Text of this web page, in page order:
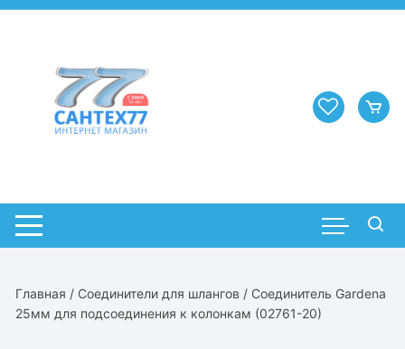
Перейти
Главная / Соединители для шлангов / Соединитель Gardena
25мм для подсоединения к колонкам (02761-20)